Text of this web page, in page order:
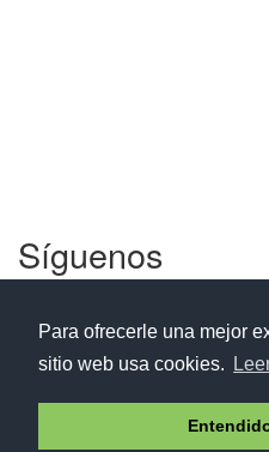
Para ofrecerle una mejor
sitio web usa cookies.
Síguenos
Aviso legal